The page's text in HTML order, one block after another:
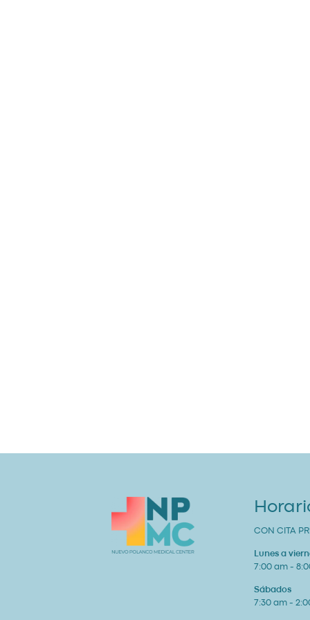
CON CITA
Lunes a
7:00 am -
Sábados
7:30 am -